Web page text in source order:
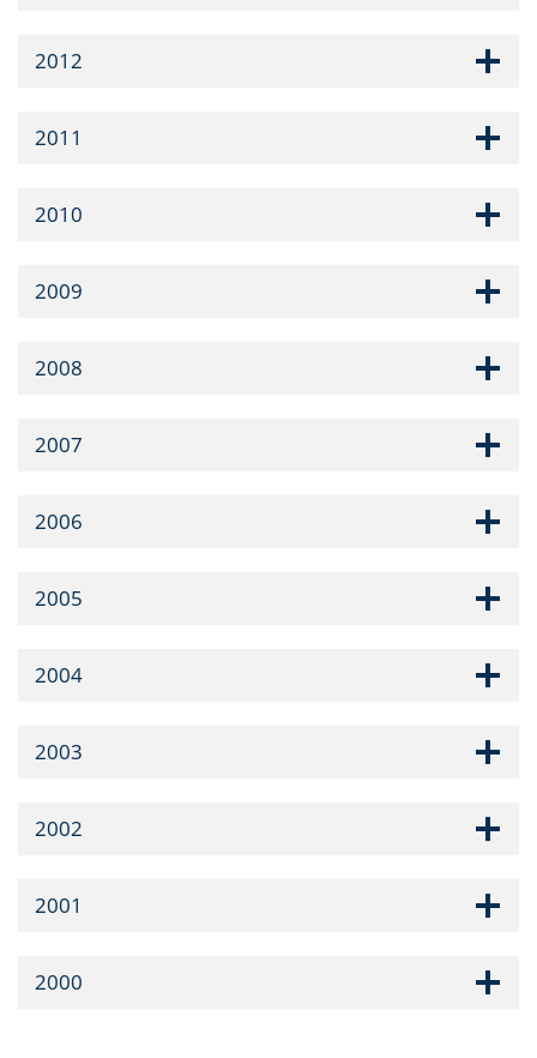
2012
2011
2010
2009
2008
2007
2006
2005
2004
2003
2002
2001
2000